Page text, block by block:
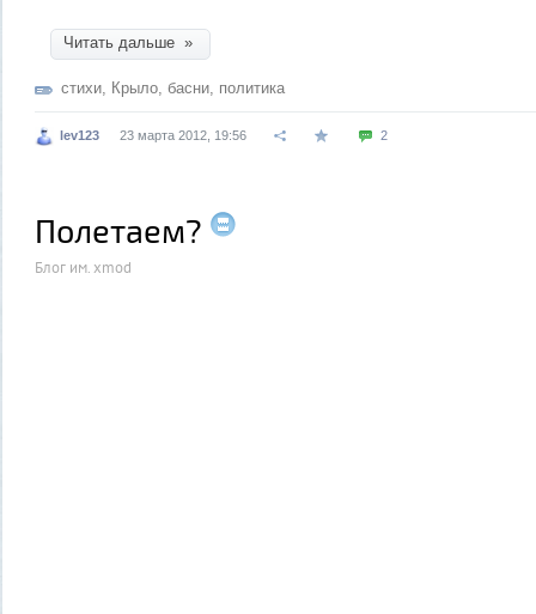
Читать дальше »
стихи, Крыло, басни, политика
lev123 23 марта 2012, 19:56 2
Полетаем?
Блог им. xmod